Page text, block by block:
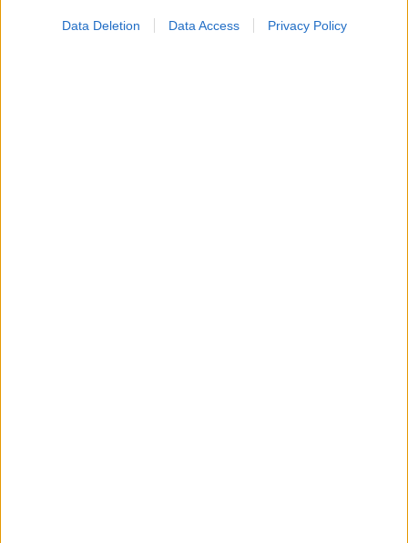
Data Deletion Data Access Privacy Policy
περισσότερες χώρες του κόσμου, όπως και στην Ελλάδα, ο